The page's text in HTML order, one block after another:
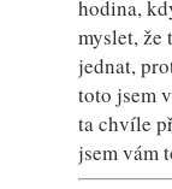
hodina,
myslet, že
jednat,
toto jsem
ta chvíle
jsem vám